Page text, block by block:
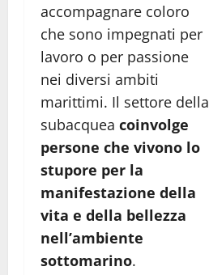
accompagnare coloro
che sono impegnati per
lavoro o per passione
nei diversi ambiti
marittimi. Il settore della
subacquea coinvolge
persone che vivono lo
stupore per la
manifestazione della
vita e della bellezza
nell’ambiente
sottomarino.